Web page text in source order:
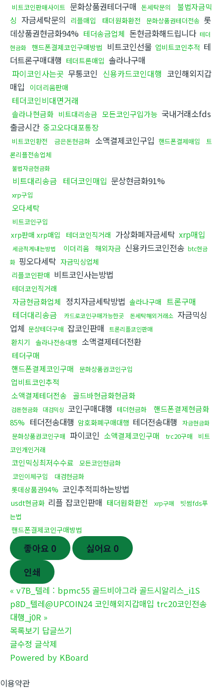
비트코인판매사이트 문화상품권테더구매 돈세탁문의
불법자금믹
싱 자금세탁문의 리플매입 태더원화환전 문화상품권테더전송 롯
데상품권현금화94% 테더송금업체 돈현금화해드립니다 테더
현금화
핸드폰결제코인구매방법 비트코인선물 업비트코인추적 테
더트론구매대행 테더트론매입 솔라나구매
파이코인사는곳 무통코인 신용카드코인대행 코인해외지갑
매입
이더리움판매
테더코인비대면거래
솔라나현금화 비트대리송금 모든코인구입가능 국내거래소fds
출금시간 중고오다대포통장
비트코인환전 금은돈현금화 소액결제코인구입 핸드폰결제매입
트
론리플전송업체
불법자금현금화
비트대리송금 테더코인매입 문상현금화91%
xrp구입
오다세탁
비트코인구입
xrp판매 xrp매입 테더코인직거래 가상화폐자금세탁 xrp매입
세금적게내는방법 이더리움 해외자금 신용카드코인전송 btc현금
화 핑오다세탁 자금믹싱업체
리플코인판매 비트코인사는방법
테더코인직거래
자금현금화업체 정치자금세탁방법 솔라나구매 트론구매
테더대리송금
카드로코인구매가능한곳 돈세탁해외거래소 자금믹싱
업체 문상테더구매 잡코인판매 트론리플코인판매
환치기 솔라나전송대행 소액결제테더전환
테더구매
핸드폰결제코인구매
문화상품권코인구입
업비트코인추적
소액결제테더전송
골드바현금화현금화
검돈현금화 대검믹싱 코인구매대행 테더현금화
핸드폰결제현금화
85% 테더전송대행 암호화폐구매대행 테더전송대행 자금현금화
문화상품권코인구매 파이코인 소액결제코인구매 trc20구매
비트
코인개인거래
코인믹싱최저수수료
모든코인현금화
코인이체구입
대검현금화
롯데상품권94% 코인추적피하는방법
usdt현금화 리플 잡코인판매 태더원화환전 xrp구매
빗썸fds푸
는법
핸드폰결제코인구매방법
좋아요 0 싫어요 0
인쇄
« v7B_텔레 : bpmc55 골드비아그라 골드시알리스_i1S
p8D_텔레@UPCOIN24 코인해외지갑매입 trc20코인전송
대행_j0R »
목록보기 답글쓰기
글수정 글삭제
Powered by KBoard
이용약관